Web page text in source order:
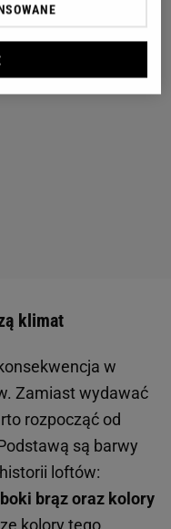
klimat
w
Zamiast wydawać
rozpocząć od
są barwy
loftów:
brąz oraz kolory